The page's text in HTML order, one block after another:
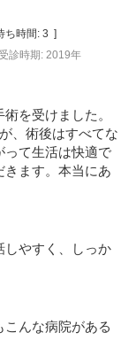
ち時間: 3
診時期: 2019年
を受けました。
、術後はすべてな
って生活は快適で
ます。本当にあ
しやすく、しっか
んな病院がある